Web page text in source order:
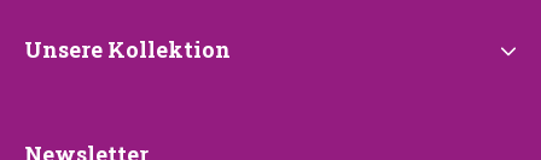
Unsere
Unsere Kollektion
Newsletter